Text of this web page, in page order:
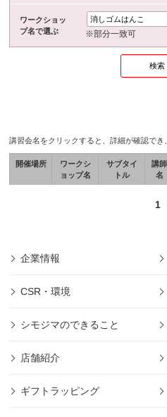
ワークショッ
プ名で選ぶ
※部分一致可
講習会名をクリックすると、詳細が確認でき
開催場所
ワークシ
ョップ名
サブタイ
トル
講師
名
1
企業情報
CSR・環境
シモジマのできること
店舗紹介
ギフトラッピング